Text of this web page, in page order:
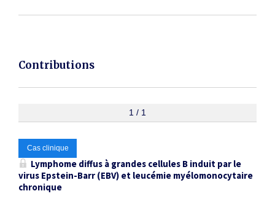
Contributions
1 / 1
Cas clinique
Lymphome diffus à grandes cellules B induit par le
virus Epstein-Barr (EBV) et leucémie myélomonocytaire
chronique